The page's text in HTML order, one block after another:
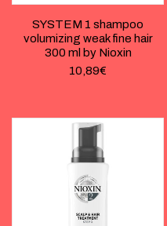
SYSTEM 1 shampoo
volumizing weak fine hair
300 ml by Nioxin
10,89€